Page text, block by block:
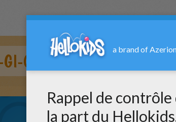
OH : WHITE DRAGON 1